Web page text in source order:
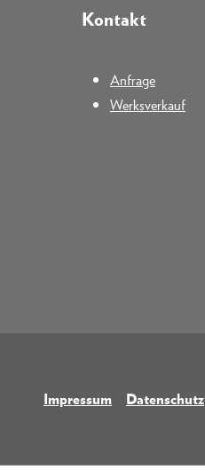
Kontakt
Anfrage
Werksverkauf
Impressum Datenschutz